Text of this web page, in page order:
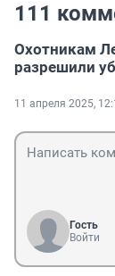
111
Охотникам
разрешили
11 апреля 2025,
Гость
Войти